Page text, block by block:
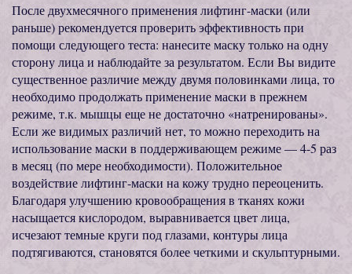
После двухмесячного применения лифтинг-маски (или
раньше) рекомендуется проверить эффективность при
помощи следующего теста: нанесите маску только на одну
сторону лица и наблюдайте за результатом. Если Вы видите
существенное различие между двумя половинками лица, то
необходимо продолжать применение маски в прежнем
режиме, т.к. мышцы еще не достаточно «натренированы».
Если же видимых различий нет, то можно переходить на
использование маски в поддерживающем режиме — 4-5 раз
в месяц (по мере необходимости). Положительное
воздействие лифтинг-маски на кожу трудно переоценить.
Благодаря улучшению кровообращения в тканях кожи
насыщается кислородом, выравнивается цвет лица,
исчезают темные круги под глазами, контуры лица
подтягиваются, становятся более четкими и скульптурными.